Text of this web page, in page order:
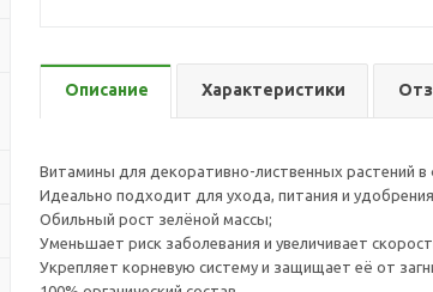
Описание Характеристики
Витамины для декоративно-лиственных растений
Идеально подходит для ухода, питания и удобрения
Обильный рост зелёной массы;
Уменьшает риск заболевания и увеличивает
Укрепляет корневую систему и защищает её от